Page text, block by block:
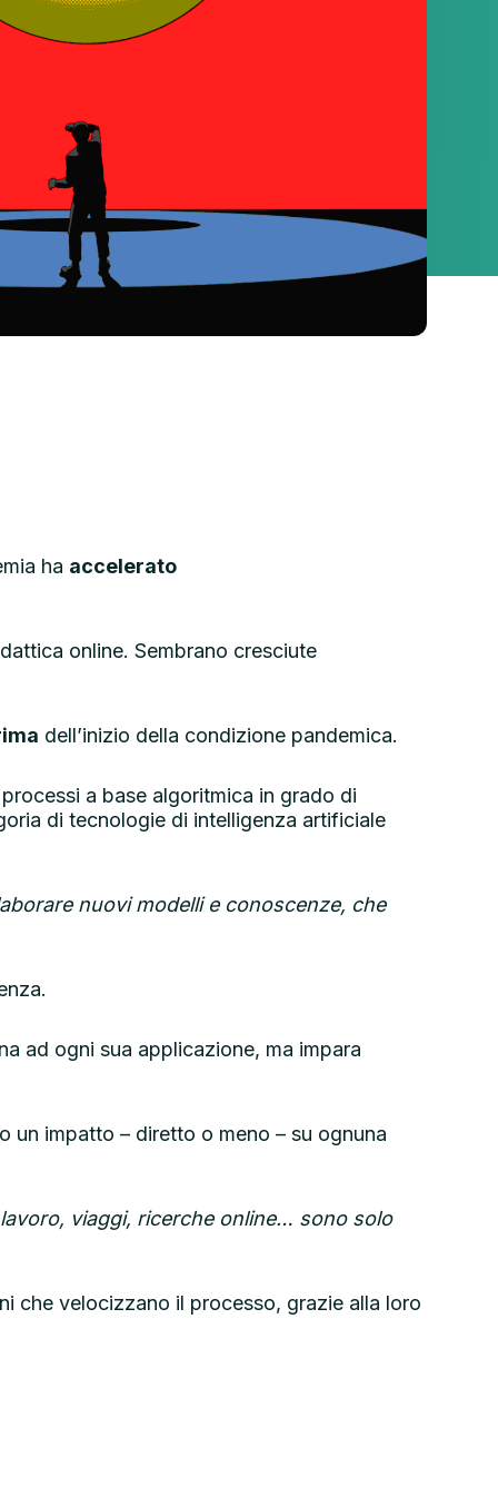
ha accelerato
online. Sembrano cresciute
dell’inizio della condizione pandemica.
a base algoritmica in grado di
di tecnologie di intelligenza artificiale
nuovi modelli e conoscenze, che
ad ogni sua applicazione, ma impara
un impatto – diretto o meno – su ognuna
viaggi, ricerche online… sono solo
che velocizzano il processo, grazie alla loro